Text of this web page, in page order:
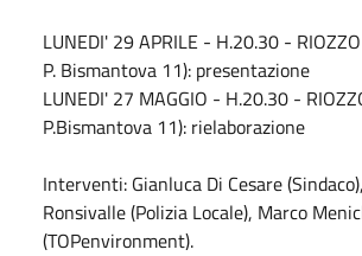
LUNEDI' 29 APRILE - H.20.30 -
P. Bismantova 11): presentazione
LUNEDI' 27 MAGGIO - H.20.30 -
P.Bismantova 11): rielaborazione
Interventi: Gianluca Di Cesare
Ronsivalle (Polizia Locale), Marco
(TOPenvironment).